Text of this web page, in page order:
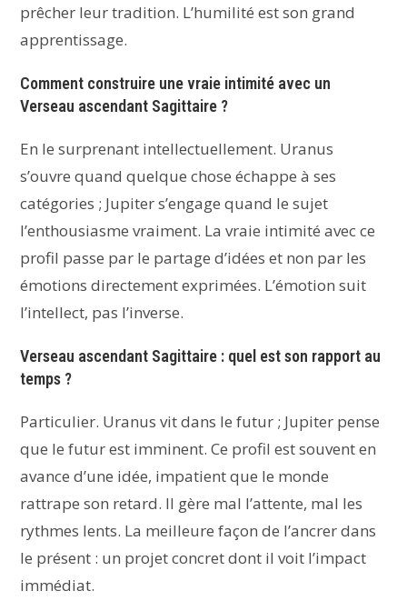
prêcher leur tradition. L’humilité est son grand
apprentissage.
Comment construire une vraie intimité avec un
Verseau ascendant Sagittaire ?
En le surprenant intellectuellement. Uranus
s’ouvre quand quelque chose échappe à ses
catégories ; Jupiter s’engage quand le sujet
l’enthousiasme vraiment. La vraie intimité avec ce
profil passe par le partage d’idées et non par les
émotions directement exprimées. L’émotion suit
l’intellect, pas l’inverse.
Verseau ascendant Sagittaire : quel est son rapport au
temps ?
Particulier. Uranus vit dans le futur ; Jupiter pense
que le futur est imminent. Ce profil est souvent en
avance d’une idée, impatient que le monde
rattrape son retard. Il gère mal l’attente, mal les
rythmes lents. La meilleure façon de l’ancrer dans
le présent : un projet concret dont il voit l’impact
immédiat.